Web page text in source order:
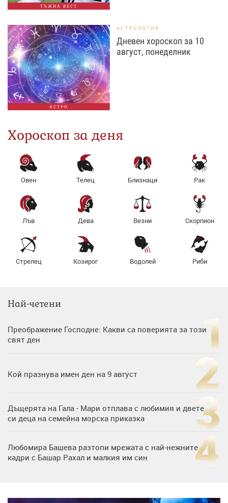
ТЪЖНА ВЕСТ
АСТРО
АСТРОЛОГИЯ
Дневен хороскоп за 10
август, понеделник
Хороскоп за деня
Овен Телец Близнаци Рак
Лъв Дева Везни Скорпион
Стрелец Козирог Водолей Риби
Най-четени
Преображение Господне: Какви са поверията за този
свят ден
Кой празнува имен ден на 9 август
Дъщерята на Гала - Мари отплава с любимия и двете
си деца на семейна морска приказка
Любомира Башева разтопи мрежата с най-нежните
кадри с Башар Рахал и малкия им син
Димов издадоха своето любимо място